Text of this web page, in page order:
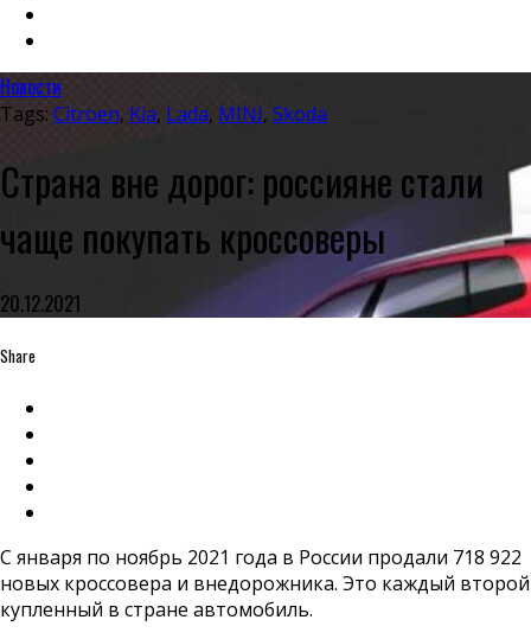
Новости
Tags: Citroen, Kia, Lada, MINI, Skoda
Страна вне дорог: россияне стали
чаще покупать кроссоверы
20.12.2021
Share
С января по ноябрь 2021 года в России продали 718 922
новых кроссовера и внедорожника. Это каждый второй
купленный в стране автомобиль.